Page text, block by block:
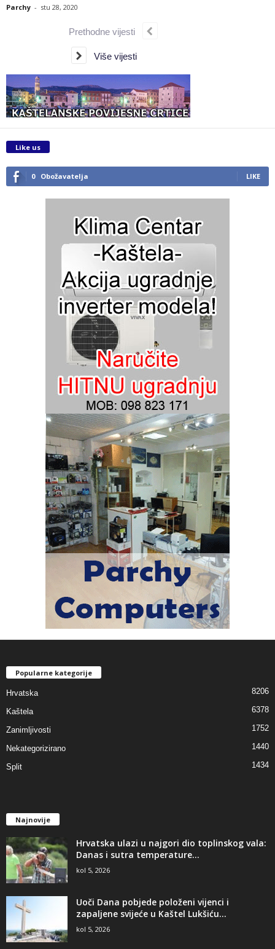
Parchy - stu 28, 2020
Prethodne vijesti
Više vijesti
Like us
0 Obožavatelja LIKE
Popularne kategorije
Hrvatska 8206
Kaštela 6378
Zanimljivosti 1752
Nekategorizirano 1440
Split 1434
Najnovije
Hrvatska ulazi u najgori dio toplinskog vala:
Danas i sutra temperature...
kol 5, 2026
Uoči Dana pobjede položeni vijenci i
zapaljene svijeće u Kaštel Lukšiću...
kol 5, 2026